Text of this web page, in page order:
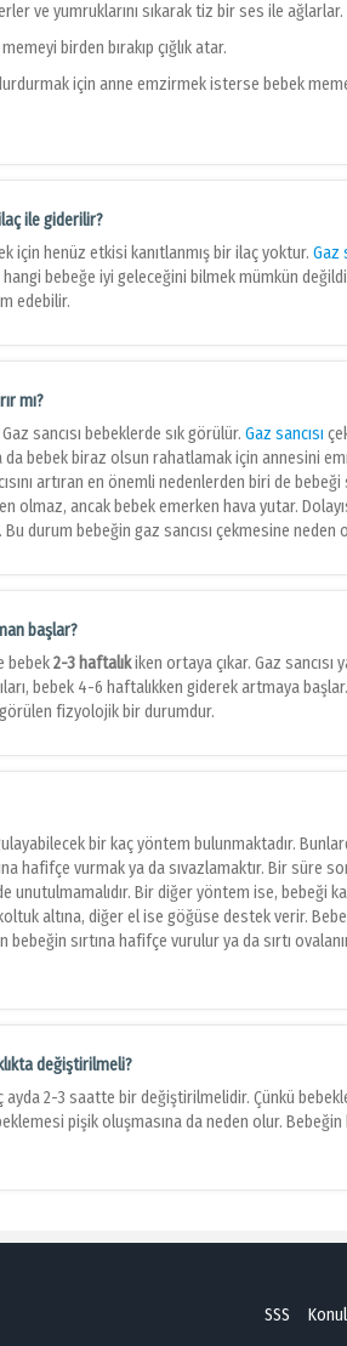
ve yumruklarını sıkarak tiz bir ses ile ağlarlar.
birden bırakıp çığlık atar.
için anne emzirmek isterse bebek
ile giderilir?
için henüz etkisi kanıtlanmış bir ilaç yoktur. Gaz
hangi bebeğe iyi geleceğini bilmek mümkün
edebilir.
mı?
sancısı bebeklerde sık görülür. Gaz sancısı
bebek biraz olsun rahatlamak için annesini
artıran en önemli nedenlerden biri de bebeği
olmaz, ancak bebek emerken hava yutar.
durum bebeğin gaz sancısı çekmesine neden
başlar?
bebek2-3 haftalıkiken ortaya çıkar. Gaz
bebek 4-6 haftalıkken giderek artmaya başlar.
fizyolojik bir durumdur.
bir kaç yöntem bulunmaktadır.
hafifçe vurmak ya da sıvazlamaktır. Bir süre
unutulmamalıdır. Bir diğer yöntem ise, bebeği
altına, diğer el ise göğüse destek verir.
sırtına hafifçe vurulur ya da sırtı
değiştirilmeli?
ayda 2-3 saatte bir değiştirilmelidir. Çünkü
pişik oluşmasına da neden olur.
SSS